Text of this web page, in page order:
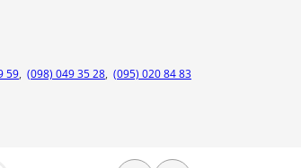
59, (098) 049 35 28, (095) 020 84 83